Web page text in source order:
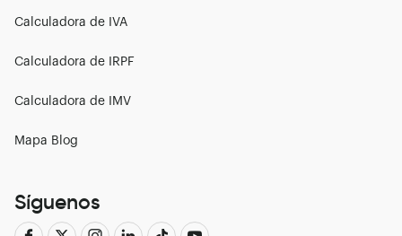
Calculadora de IVA
Calculadora de IRPF
Calculadora de IMV
Mapa Blog
Síguenos